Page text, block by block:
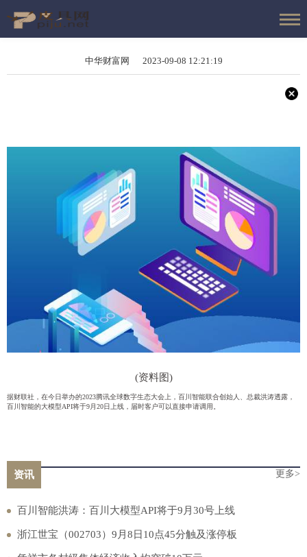
中华财富网 2023-09-08 12:21:19
(资料图)
据财联社，在今日举办的2023腾讯全球数字生态大会上，百川智能联合创始人、总裁洪涛透露，
百川智能的大模型API将于9月20日上线，届时客户可以直接申请调用。
资讯 更多>
百川智能洪涛：百川大模型API将于9月30号上线
浙江世宝（002703）9月8日10点45分触及涨停板